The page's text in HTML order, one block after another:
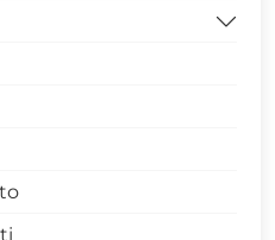
Dottorato
della Qualità
in Unibas
corso di laurea in